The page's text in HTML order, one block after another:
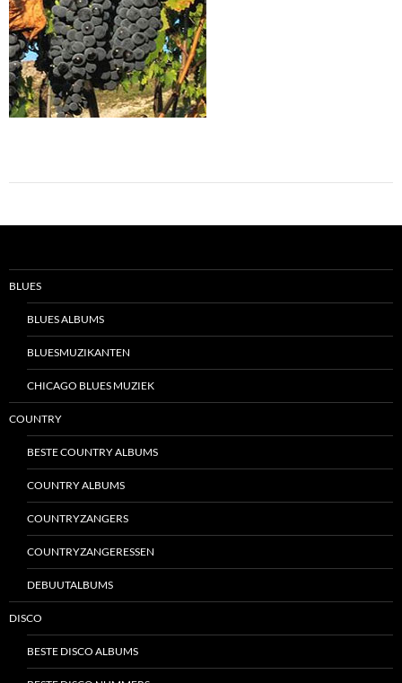
BLUES
BLUES ALBUMS
BLUESMUZIKANTEN
CHICAGO BLUES MUZIEK
COUNTRY
BESTE COUNTRY ALBUMS
COUNTRY ALBUMS
COUNTRYZANGERS
COUNTRYZANGERESSEN
DEBUUTALBUMS
DISCO
BESTE DISCO ALBUMS